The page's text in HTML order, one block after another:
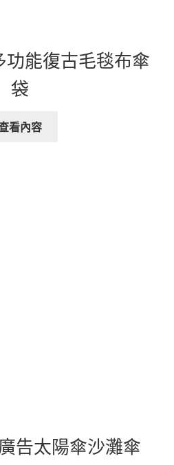
能復古毛毯布傘
袋
看內容
告太陽傘沙灘傘